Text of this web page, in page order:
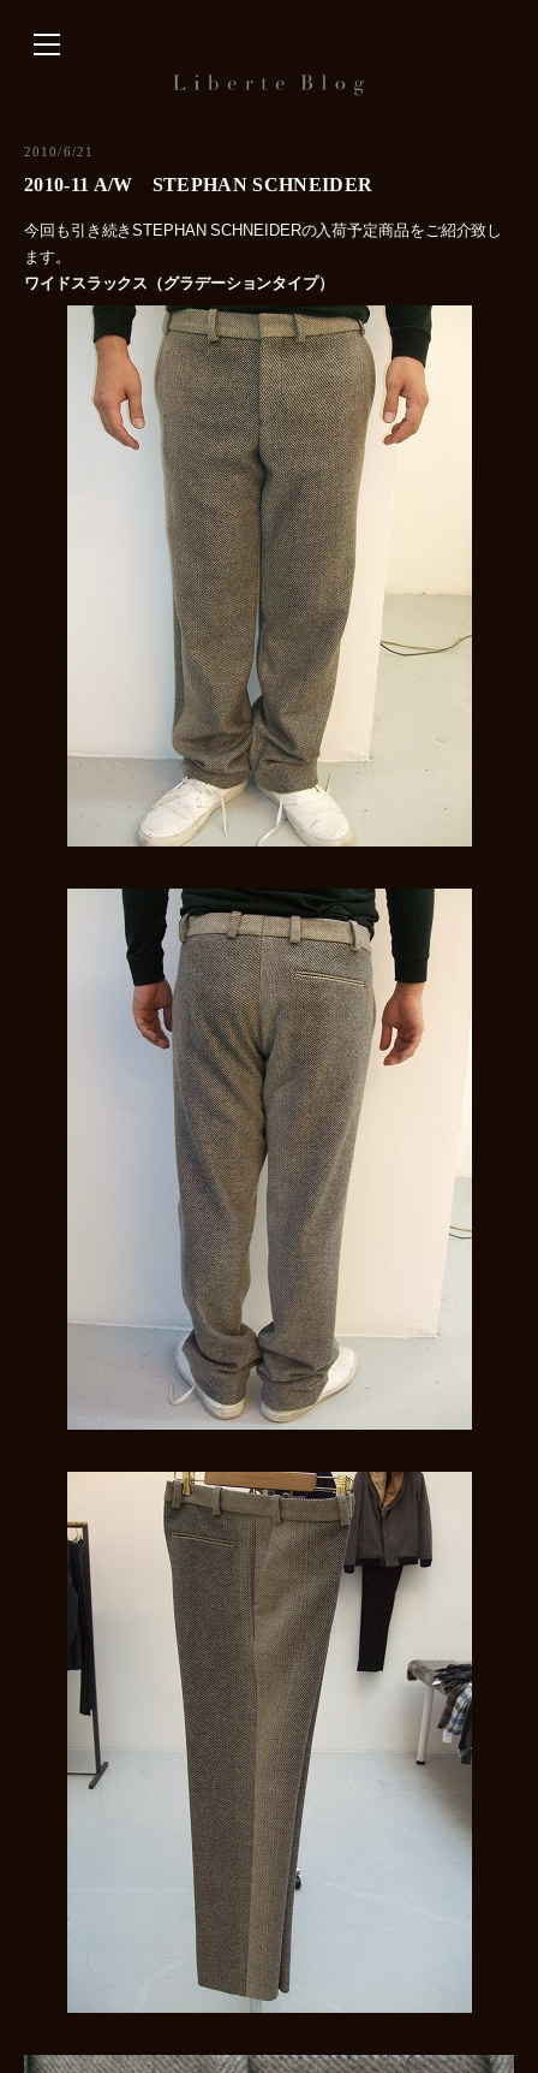
プ
2010/6/21
2010-11 A/W STEPHAN SCHNEIDER
今回も引き続きSTEPHAN SCHNEIDERの入荷予定商品をご紹介致し
ます。
ワイドスラックス（グラデーションタイプ）